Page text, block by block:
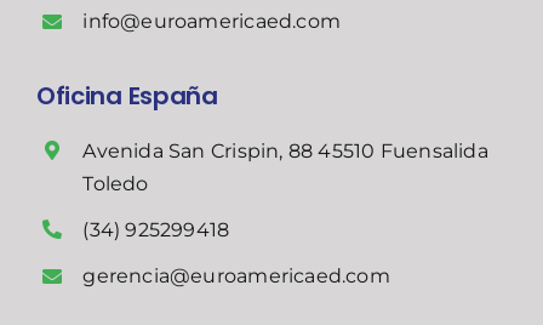
info@euroamericaed.com
Oficina España
Avenida San Crispin, 88 45510 Fuensalida
Toledo
(34) 925299418
gerencia@euroamericaed.com